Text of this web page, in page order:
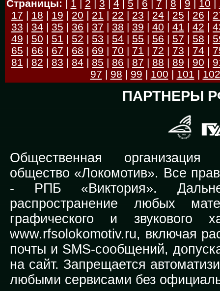
Страницы: | 1 | 2 | 3 | 4 | 5 | 6 | 7 | 8 | 9 | 10 |
17 | 18 | 19 | 20 | 21 | 22 | 23 | 24 | 25 | 26 |
33 | 34 | 35 | 36 | 37 | 38 | 39 | 40 | 41 | 42 |
49 | 50 | 51 | 52 | 53 | 54 | 55 | 56 | 57 | 58 |
65 | 66 | 67 | 68 | 69 | 70 | 71 | 72 | 73 | 74 |
81 | 82 | 83 | 84 | 85 | 86 | 87 | 88 | 89 | 90 |
97 | 98 | 99 | 100 | 101 | 102
ПАРТНЕРЫ
Общественная организация
общество «Локомотив». Все
- РПБ «Виктория».
распространение любых
графического и звукового
www.rfsolokomotiv.ru, включая
почты и SMS-сообщений,
на сайт. Запрещается
любыми сервисами без